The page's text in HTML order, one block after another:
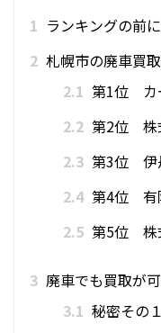
1 ランキングの前
2 札幌市の廃車買
2.1 第1位 カ
2.2 第2位 株
2.3 第3位 伊
2.4 第4位 有
2.5 第5位 株
3 廃車でも買取が
3.1 秘密その